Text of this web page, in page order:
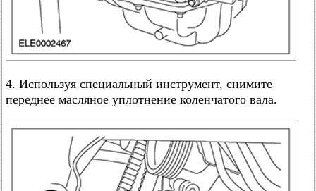
4. Используя специальный инструмент, снимите
переднее масляное уплотнение коленчатого вала.